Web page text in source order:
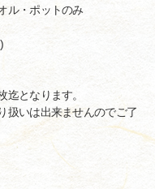
ル・ポットのみ
迄となります。
扱いは出来ませんのでご了